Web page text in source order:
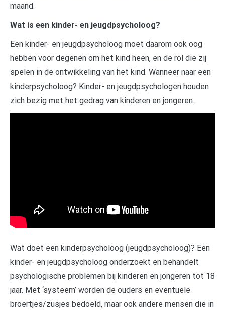
maand.
Wat is een kinder- en jeugdpsycholoog?
Een kinder- en jeugdpsycholoog moet daarom ook oog
hebben voor degenen om het kind heen, en de rol die zij
spelen in de ontwikkeling van het kind. Wanneer naar een
kinderpsycholoog? Kinder- en jeugdpsychologen houden
zich bezig met het gedrag van kinderen en jongeren.
Wat doet een kinderpsycholoog (jeugdpsycholoog)? Een
kinder- en jeugdpsycholoog onderzoekt en behandelt
psychologische problemen bij kinderen en jongeren tot 18
jaar. Met ‘systeem’ worden de ouders en eventuele
broertjes/zusjes bedoeld, maar ook andere mensen die in